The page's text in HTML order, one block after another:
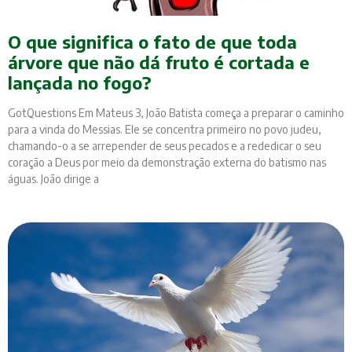
O que significa o fato de que toda
árvore que não dá fruto é cortada e
lançada no fogo?
GotQuestions Em Mateus 3, João Batista começa a preparar o caminho
para a vinda do Messias. Ele se concentra primeiro no povo judeu,
chamando-o a se arrepender de seus pecados e a rededicar o seu
coração a Deus por meio da demonstração externa do batismo nas
águas. João dirige a